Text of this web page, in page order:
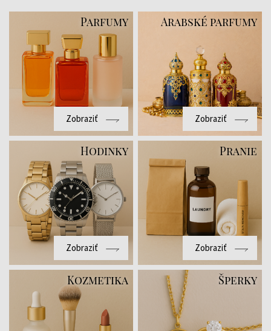
Parfumy
Zobraziť
Arabské parfumy
Zobraziť
Hodinky
Zobraziť
Pranie
Zobraziť
Kozmetika Šperky